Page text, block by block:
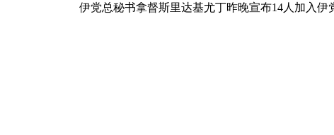
伊党总秘书拿督斯里达基尤丁昨晚宣布14人加入伊